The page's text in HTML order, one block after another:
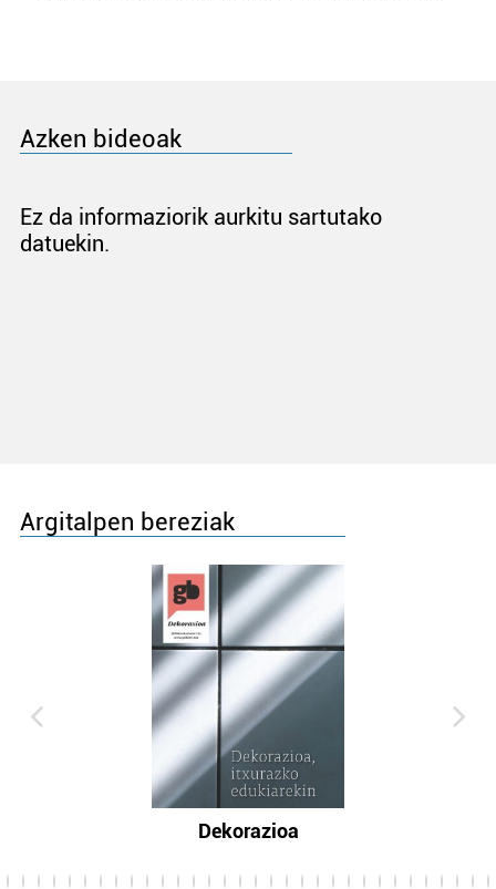
Azken bideoak
Ez da informaziorik aurkitu sartutako
datuekin.
Argitalpen bereziak
Dekorazioa